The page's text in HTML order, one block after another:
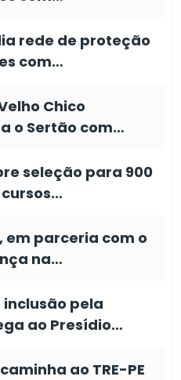
rede de proteção
com…
Chico
o Sertão com…
seleção para 900
em parceria com o
na…
inclusão pela
ao Presídio…
ao TRE-PE